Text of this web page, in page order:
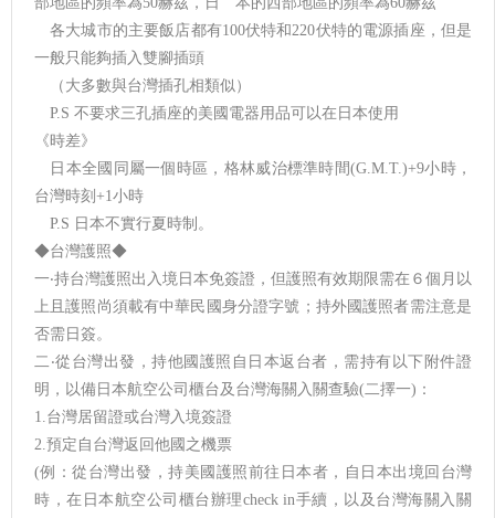
各大城市的主要飯店都有100伏特和220伏特的電源插座，但是
一般只能夠插入雙腳插頭
（大多數與台灣插孔相類似）
P.S 不要求三孔插座的美國電器用品可以在日本使用
《時差》
日本全國同屬一個時區，格林威治標準時間(G.M.T.)+9小時，
台灣時刻+1小時
P.S 日本不實行夏時制。
◆台灣護照◆
一‧持台灣護照出入境日本免簽證，但護照有效期限需在６個月以
上且護照尚須載有中華民國身分證字號；持外國護照者需注意是
否需日簽。
二‧從台灣出發，持他國護照自日本返台者，需持有以下附件證
明，以備日本航空公司櫃台及台灣海關入關查驗(二擇一)：
1.台灣居留證或台灣入境簽證
2.預定自台灣返回他國之機票
(例：從台灣出發，持美國護照前往日本者，自日本出境回台灣
時，在日本航空公司櫃台辦理check in手續，以及台灣海關入關